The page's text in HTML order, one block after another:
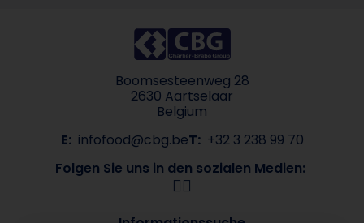
Boomsesteenweg 28
2630 Aartselaar
Belgium
E: infofood@cbg.beT: +32 3 238 99 70
Folgen Sie uns in den sozialen Medien: